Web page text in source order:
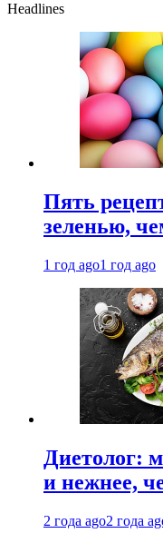
Headlines
Пять
зеленью,
1 год ago1 год ago
Диетолог:
и нежнее,
2 года ago2 года